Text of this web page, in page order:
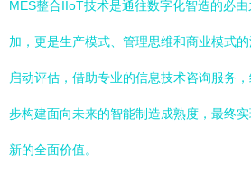
MES整合IIoT技术是通往数字化智造的必
加，更是生产模式、管理思维和商业模式
启动评估，借助专业的信息技术咨询服务
步构建面向未来的智能制造成熟度，最终
新的全面价值。